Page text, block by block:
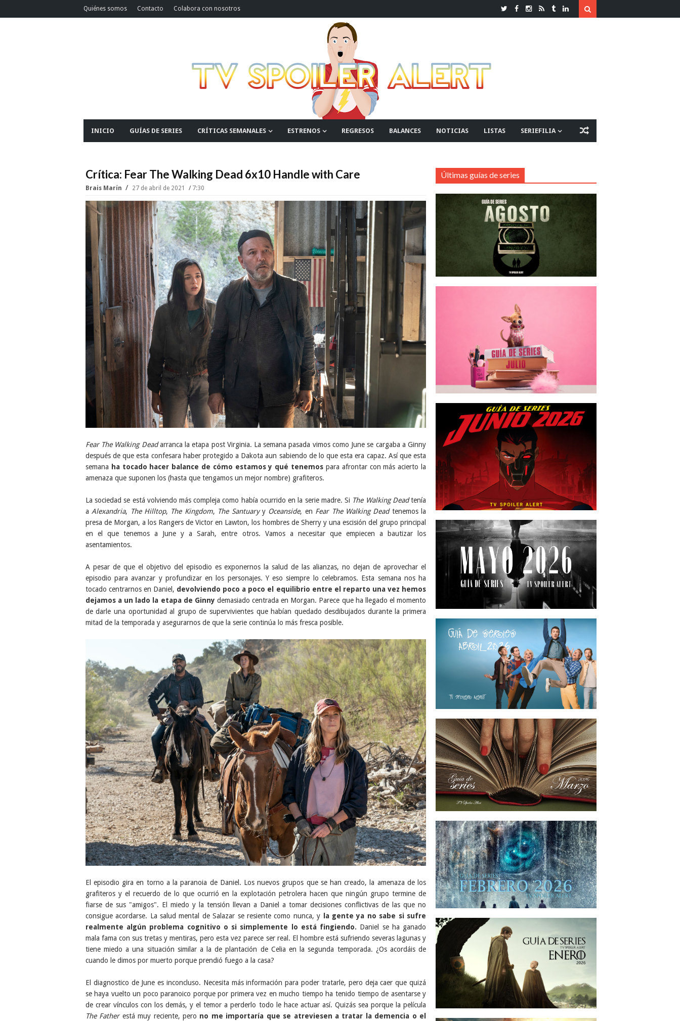
Quiénes somos Contacto Colabora con nosotros
INICIO GUÍAS DE SERIES CRÍTICAS SEMANALES ESTRENOS REGRESOS BALANCES NOTICIAS LISTAS SERIEFILIA
Crítica: Fear The Walking Dead 6x10 Handle with Care
Brais Marín 27 de abril de 2021 7:30
Fear The Walking Deadarranca la etapa post Virginia. La semana pasada vimos como June se cargaba a Ginny
después de que esta confesara haber protegido a Dakota aun sabiendo de lo que esta era capaz. Así que esta
semana ha tocado hacer balance de cómo estamos y qué tenemos para afrontar con más acierto la
amenaza que suponen los (hasta que tengamos un mejor nombre) grafiteros.
La sociedad se está volviendo más compleja como había ocurrido en la serie madre. Si The Walking Deadtenía
aAlexandria, The Hilltop, The Kingdom, The Santuaryy Oceanside, en Fear The Walking Deadtenemos la
presa de Morgan, a los Rangers de Victor en Lawton, los hombres de Sherry y una escisión del grupo principal
en el que tenemos a June y a Sarah, entre otros. Vamos a necesitar que empiecen a bautizar los
asentamientos.
A pesar de que el objetivo del episodio es exponernos la salud de las alianzas, no dejan de aprovechar el
episodio para avanzar y profundizar en los personajes. Y eso siempre lo celebramos. Esta semana nos ha
tocado centrarnos en Daniel, devolviendo poco a poco el equilibrio entre el reparto una vez hemos
dejamos a un lado la etapa de Ginny demasiado centrada en Morgan. Parece que ha llegado el momento
de darle una oportunidad al grupo de supervivientes que habían quedado desdibujados durante la primera
mitad de la temporada y asegurarnos de que la serie continúa lo más fresca posible.
El episodio gira en torno a la paranoia de Daniel. Los nuevos grupos que se han creado, la amenaza de los
grafiteros y el recuerdo de lo que ocurrió en la explotación petrolera hacen que ningún grupo termine de
fiarse de sus "amigos". El miedo y la tensión llevan a Daniel a tomar decisiones conflictivas de las que no
consigue acordarse. La salud mental de Salazar se resiente como nunca, y
la gente ya no sabe si sufre
realmente algún problema cognitivo o si simplemente lo está fingiendo. Daniel se ha ganado
mala fama con sus tretas y mentiras, pero esta vez parece ser real. El hombre está sufriendo severas lagunas y
tiene miedo a una situación similar a la de plantación de Celia en la segunda temporada. ¿Os acordáis de
cuando le dimos por muerto porque prendió fuego a la casa?
El diagnostico de June es inconcluso. Necesita más información para poder tratarle, pero deja caer que quizá
se haya vuelto un poco paranoico porque por primera vez en mucho tiempo ha tenido tiempo de asentarse y
de crear vínculos con los demás, y el temor a perderlo todo le hace actuar así. Quizás sea porque la película
The Fatherestá muy reciente, pero no me importaría que se atreviesen a tratar la demencia o el
Últimas guías de series